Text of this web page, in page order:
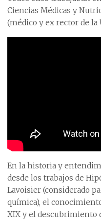
Ciencias Médicas y
(médico y ex rector de la
En la historia y
desde los trabajos de
Lavoisier (considerado
química), el
XIX y el descubrimiento